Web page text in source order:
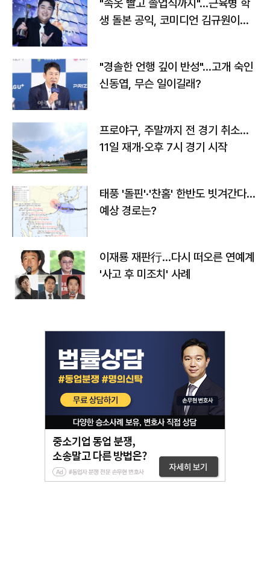
"속옷 빨고 졸업식까지"…근육병 학
생 돌본 공익, 코미디언 김규원이었
"경솔한 언행 깊이 반성"…고개 숙인
신동엽, 무슨 일이길래?
프로야구, 주말까지 전 경기 취소…
11일 재개·오후 7시 경기 시작
태풍 '돌핀'·'찬홈' 한반도 빗겨간다…
예상 경로는?
이재룡 재판行…다시 떠오른 연예계
'사고 후 미조치' 사례